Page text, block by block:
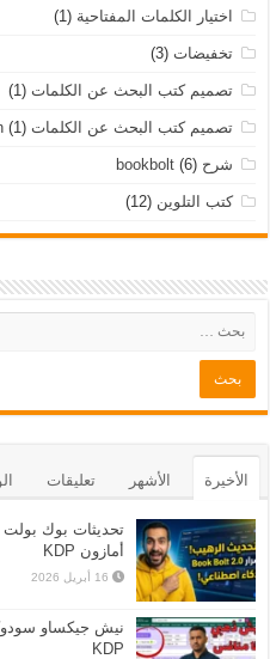
اختيار الكلمات المفتاحية (1)
تخفيضات (3)
تصميم كتب البحث عن الكلمات (1)
تصميم كتب البحث عن الكلمات Wordsearch(1)
شرح bookbolt(6)
كتب التلوين (12)
الأخيرة الأشهر تعليقات
أمازون KDP
16 أبريل 2026
نيش جيكساو
KDP